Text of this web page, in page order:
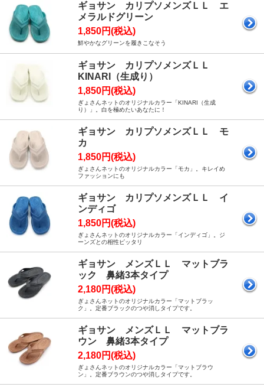
ギョサン カリプソメンズＬＬ エ
メラルドグリーン
1,850円(税込)
鮮やかなグリーンを履きこなそう
ギョサン カリプソメンズＬＬ
KINARI（生成り）
1,850円(税込)
ぎょさんネットのオリジナルカラー「KINARI（生成
り）」。白を極めたいあなたに！
ギョサン カリプソメンズＬＬ モ
カ
1,850円(税込)
ぎょさんネットのオリジナルカラー「モカ」。キレイめ
ファッションにも
ギョサン カリプソメンズＬＬ イ
ンディゴ
1,850円(税込)
ぎょさんネットのオリジナルカラー「インディゴ」。ジ
ーンズとの相性ピッタリ
ギョサン メンズＬＬ マットブラ
ック 鼻緒3本タイプ
2,180円(税込)
ぎょさんネットのオリジナルカラー「マットブラッ
ク」。定番ブラックのつや消しタイプです。
ギョサン メンズＬＬ マットブラ
ウン 鼻緒3本タイプ
2,180円(税込)
ぎょさんネットのオリジナルカラー「マットブラウ
ン」。定番ブラウンのつや消しタイプです。